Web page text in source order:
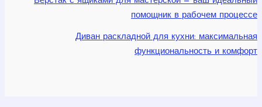
помощник в рабочем процессе
Диван раскладной для кухни: максимальная
функциональность и комфорт